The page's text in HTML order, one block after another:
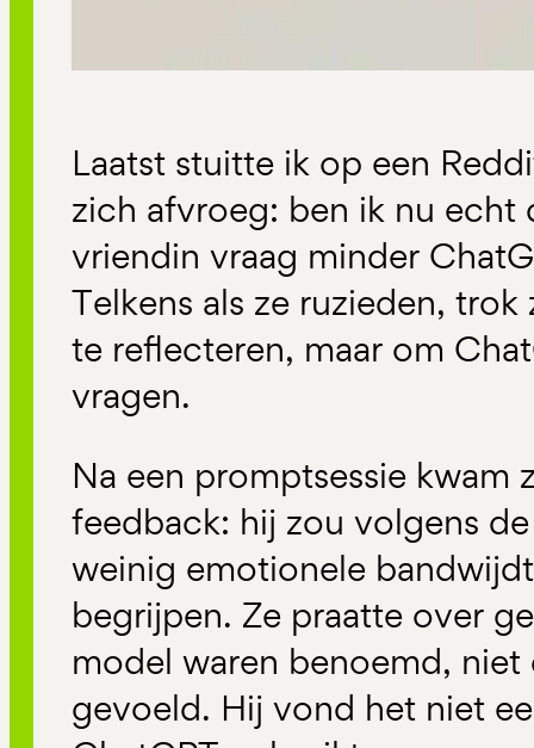
Laatst stuitte ik op een
zich afvroeg: ben ik nu echt
vriendin vraag minder
Telkens als ze ruzieden,
te reflecteren, maar om
vragen.
Na een promptsessie kwam
feedback: hij zou volgens
weinig emotionele
begrijpen. Ze praatte over
model waren benoemd,
gevoeld. Hij vond het niet